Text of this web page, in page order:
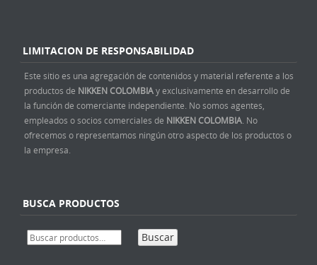
LIMITACION DE RESPONSABILIDAD
Este sitio es una agregación de contenidos y material referente a los
productos de NIKKEN COLOMBIAy exclusivamente en desarrollo de
la función de comerciante independiente. No somos agentes,
empleados o socios comerciales de NIKKEN COLOMBIA . No
ofrecemos o representamos ningún otro aspecto de los productos o
la empresa.
BUSCA PRODUCTOS
Buscar